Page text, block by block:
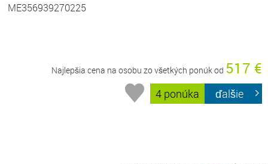
ME356939270225
Najlepšia cena na osobu zo všetkých ponúk od 517 €
4 ponúka ďalšie